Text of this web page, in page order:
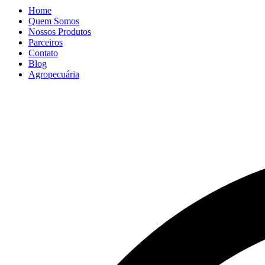
Home
Quem Somos
Nossos Produtos
Parceiros
Contato
Blog
Agropecuária